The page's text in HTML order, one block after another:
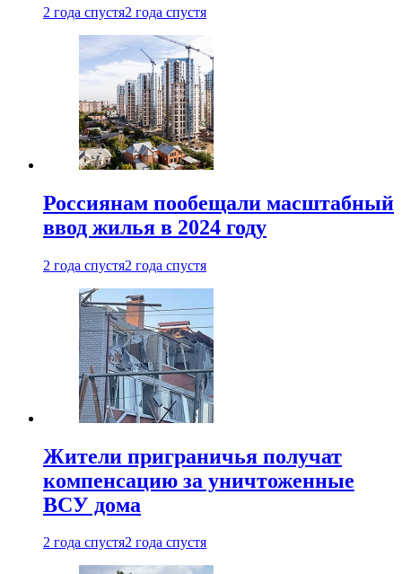
2 года спустя2 года спустя
Россиянам пообещали масштабный
ввод жилья в 2024 году
2 года спустя2 года спустя
Жители приграничья получат
компенсацию за уничтоженные
ВСУ дома
2 года спустя2 года спустя